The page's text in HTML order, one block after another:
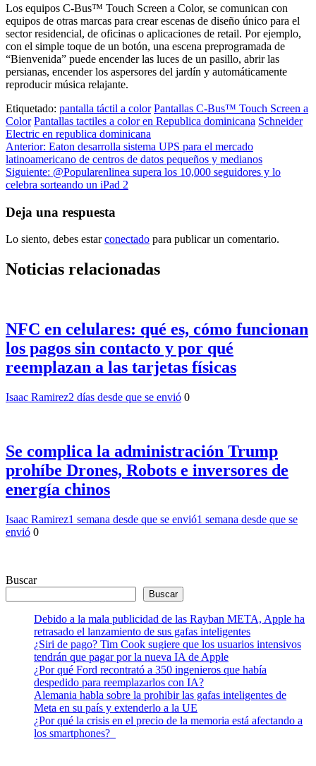
Los equipos C-Bus™ Touch Screen a Color, se comunican con
equipos de otras marcas para crear escenas de diseño único para el
sector residencial, de oficinas o aplicaciones de retail. Por ejemplo,
con el simple toque de un botón, una escena preprogramada de
“Bienvenida” puede encender las luces de un pasillo, abrir las
persianas, encender los aspersores del jardín y automáticamente
reproducir música relajante.
Etiquetado: pantalla táctil a color Pantallas C-Bus™ Touch Screen a
Color Pantallas tactiles a color en Republica dominicana Schneider
Electric en republica dominicana
Navegación
de
entradas
Anterior: Eaton desarrolla sistema UPS para el mercado
latinoamericano de centros de datos pequeños y medianos
Siguiente: @Popularenlinea supera los 10,000 seguidores y lo
celebra sorteando un iPad 2
Deja una respuesta
Lo siento, debes estarconectado para publicar un comentario.
Noticias relacionadas
NFC en celulares: qué es, cómo funcionan
los pagos sin contacto y por qué
reemplazan a las tarjetas físicas
Isaac Ramirez2 días desde que se envió 0
Se complica la administración Trump
prohíbe Drones, Robots e inversores de
energía chinos
Isaac Ramirez1 semana desde que se envió1 semana desde que se
envió 0
Buscar
Buscar
Debido a la mala publicidad de las Rayban META, Apple ha
retrasado el lanzamiento de sus gafas inteligentes
¿Siri de pago? Tim Cook sugiere que los usuarios intensivos
tendrán que pagar por la nueva IA de Apple
¿Por qué Ford recontrató a 350 ingenieros que había
despedido para reemplazarlos con IA?
Alemania habla sobre la prohibir las gafas inteligentes de
Meta en su país y extenderlo a la UE
¿Por qué la crisis en el precio de la memoria está afectando a
los smartphones?